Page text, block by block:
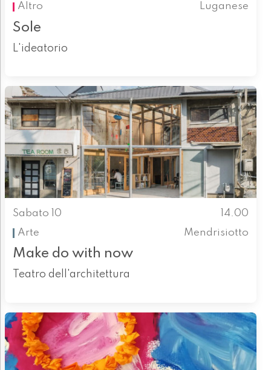
Altro
Luganese
Sole
L'ideatorio
Sabato 10
14.00
Arte
Mendrisiotto
Make do with now
Teatro dell'architettura